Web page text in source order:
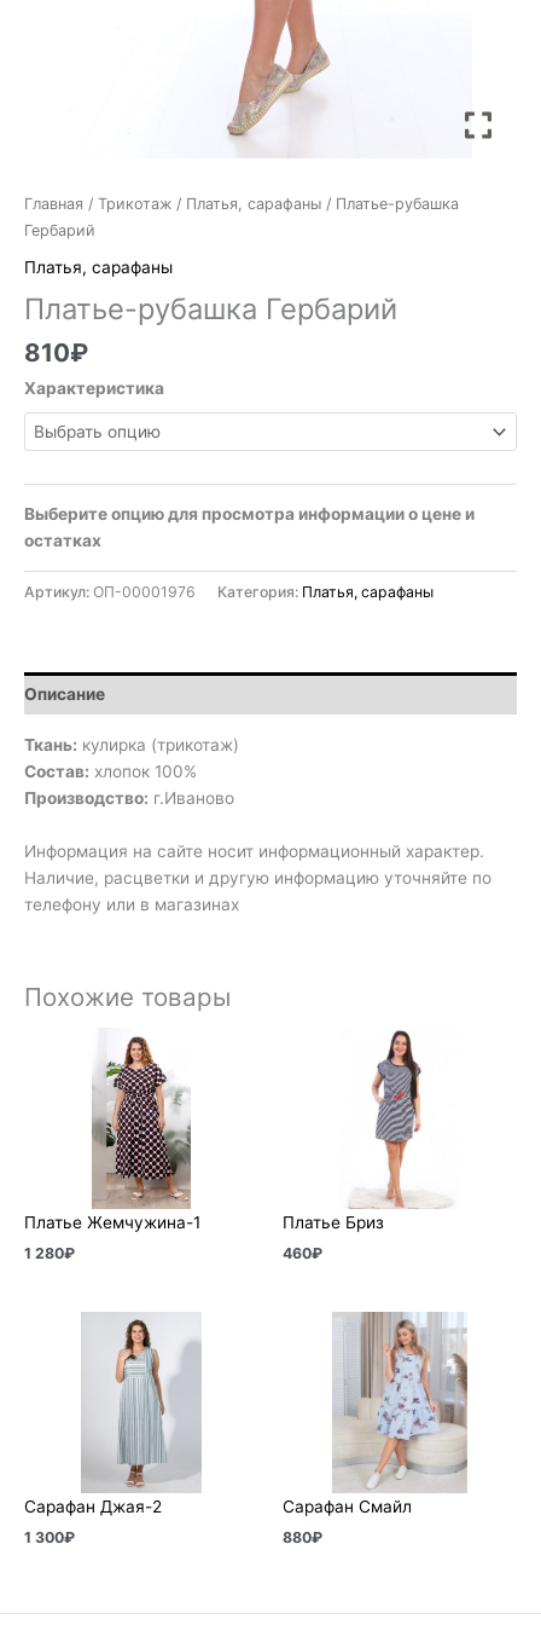
Главная / Трикотаж / Платья, сарафаны / Платье-рубашка
Гербарий
Платья, сарафаны
Платье-рубашка Гербарий
810₽
Характеристика
Выберите опцию для просмотра информации о цене и
остатках
Артикул: ОП-00001976 Категория: Платья, сарафаны
Описание
Ткань: кулирка (трикотаж)
Состав: хлопок 100%
Производство: г.Иваново
Информация на сайте носит информационный характер.
Наличие, расцветки и другую информацию уточняйте по
телефону или в магазинах
Похожие товары
Платье Жемчужина-1
1 280₽
Платье Бриз
460₽
Сарафан Джая-2
1 300₽
Сарафан Смайл
880₽